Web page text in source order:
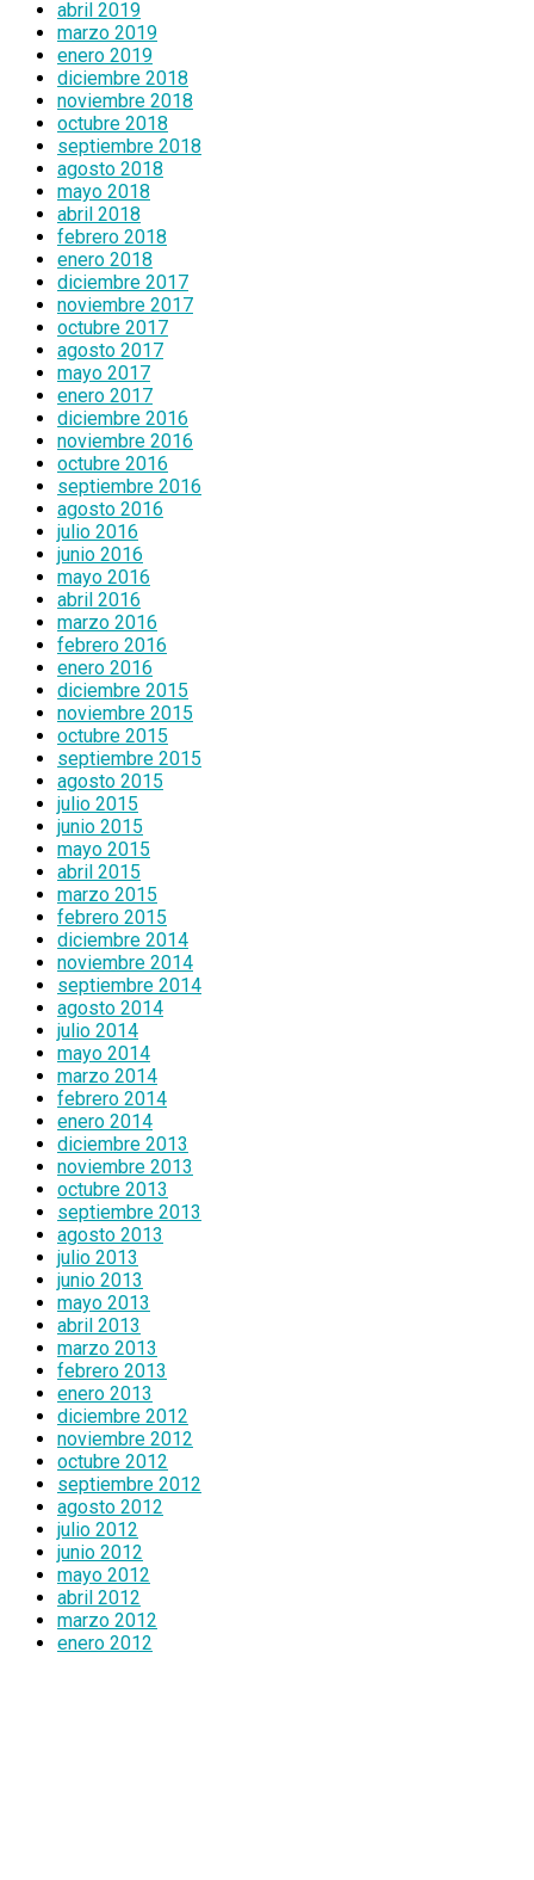
abril 2019
marzo 2019
enero 2019
diciembre 2018
noviembre 2018
octubre 2018
septiembre 2018
agosto 2018
mayo 2018
abril 2018
febrero 2018
enero 2018
diciembre 2017
noviembre 2017
octubre 2017
agosto 2017
mayo 2017
enero 2017
diciembre 2016
noviembre 2016
octubre 2016
septiembre 2016
agosto 2016
julio 2016
junio 2016
mayo 2016
abril 2016
marzo 2016
febrero 2016
enero 2016
diciembre 2015
noviembre 2015
octubre 2015
septiembre 2015
agosto 2015
julio 2015
junio 2015
mayo 2015
abril 2015
marzo 2015
febrero 2015
diciembre 2014
noviembre 2014
septiembre 2014
agosto 2014
julio 2014
mayo 2014
marzo 2014
febrero 2014
enero 2014
diciembre 2013
noviembre 2013
octubre 2013
septiembre 2013
agosto 2013
julio 2013
junio 2013
mayo 2013
abril 2013
marzo 2013
febrero 2013
enero 2013
diciembre 2012
noviembre 2012
octubre 2012
septiembre 2012
agosto 2012
julio 2012
junio 2012
mayo 2012
abril 2012
marzo 2012
enero 2012